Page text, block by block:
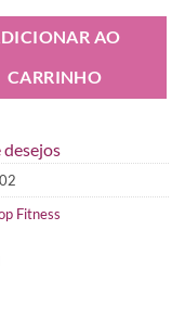
AO
CARRINHO
Fitness